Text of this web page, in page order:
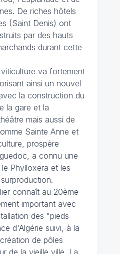
De riches hôtels
(Saint Denis) ont
par des hauts
durant cette
va fortement
ainsi un nouvel
la construction du
la gare et la
mais aussi de
Sainte Anne et
prospère
a connu une
Phylloxera et les
connaît au 20ème
important avec
des "pieds
d'Algérie suivi, à la
de pôles
de la vieille ville. La